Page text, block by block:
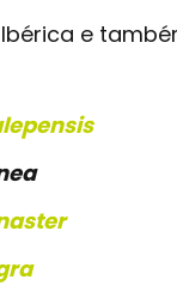
Ibérica e